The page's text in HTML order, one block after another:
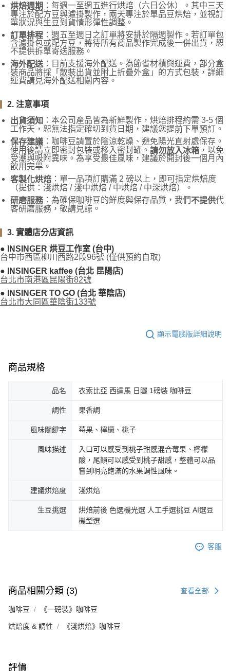
烘焙週期 ：每週一至週五進行烘焙（六日公休）。其中三天
專注於配方豆與濾掛製作，兩天專注於單品豆烘焙，並視訂
單狀況與生豆到貨情形彈性調整。
訂單排程 ：週五至週日之訂單將安排於隔週製作。若訂單包
含濾掛包或配方豆，將待所有商品製作完成後一併出貨，恕
不提供拆單寄送服務。
海外配送 ：目前支援海外配送。為節省材積與運費，部分盒
裝商品將採「散裝出貨並附上折疊外盒」的方式包裝，詳細
運費請見海外配送相關內容。
2. 注意事項
出貨須知 ：本公司產品皆為新鮮製作，烘焙排程約需 3-5 個
工作天，恕無法指定確切到貨日期，建議您提前下單預訂。
保存建議 ：咖啡豆請置於陰涼乾燥、避免陽光直射處保存。
使用後請立即密封包裝或移入密封罐。 請勿放入冰箱 ，以免
受潮與吸附異味。為享受最佳風味，建議於開封後一個月內
飲用完畢。
客製化烘焙 ：單一品項訂購滿 2 磅以上，即可指定烘焙度
（提供：淺烘焙 / 淺中烘焙 / 中烘焙 / 中深烘焙）。
研磨服務 ：為確保咖啡豆的鮮度與保存品質，我們不提供代
客研磨服務，敬請見諒。
3. 實體店分店資訊
● INSINGER 烘豆工作室 (台中)
台中市西區柳川西路2段96號 (僅供預約自取)
● INSINGER kaffee (台北 昆陽店)
台北市南港區昆陽街82號
● INSINGER TO GO (台北 華陰店)
台北市大同區華陰街133號
顯示電腦版詳細說明
商品規格
品名 衣索比亞 西達馬 日曬 1磅裝 咖啡豆
調性 果香調
風味關鍵字 莓果、檸檬、桃子
風味描述
入口可以感受到桃子甜感混合莓果、檸檬
酸，尾韻可以感受到桃子甜感，整體可以品
嘗到明亮飽滿的水果調性風味。
建議烘焙度 淺烘焙
生豆挑選
烘焙前後 色選機光選 人工手選挑豆 AI選豆
機型選
客服
商品相關分類 (3) 查看全部
咖啡豆 《一磅裝》咖啡豆
烘焙度 & 調性 《淺烘焙》咖啡豆
評價